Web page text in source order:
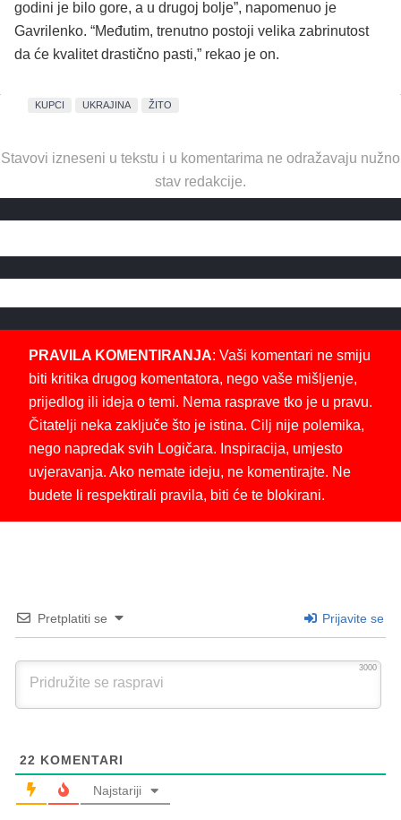
godini je bilo gore, a u drugoj bolje”, napomenuo je
Gavrilenko. “Međutim, trenutno postoji velika zabrinutost
da će kvalitet drastično pasti,” rekao je on.
KUPCI UKRAJINA ŽITO
Stavovi izneseni u tekstu i u komentarima ne odražavaju nužno
stav redakcije.
PRAVILA KOMENTIRANJA: Vaši komentari ne smiju
biti kritika drugog komentatora, nego vaše mišljenje,
prijedlog ili ideja o temi. Nema rasprave tko je u pravu.
Čitatelji neka zaključe što je istina. Cilj nije polemika,
nego napredak svih Logičara. Inspiracija, umjesto
uvjeravanja. Ako nemate ideju, ne komentirajte. Ne
budete li respektirali pravila, biti će te blokirani.
Pretplatiti se Prijavite se
3000
22 KOMENTARI
Najstariji